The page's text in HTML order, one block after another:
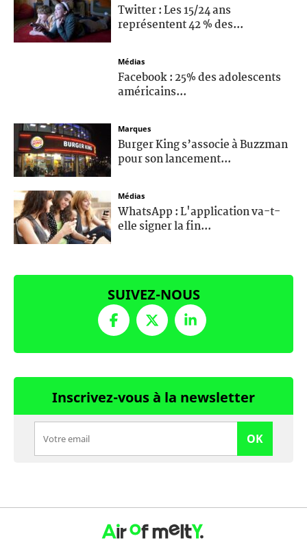
Twitter : Les 15/24 ans
représentent 42 % des...
Médias
Facebook : 25% des adolescents
américains...
Marques
Burger King s’associe à Buzzman
pour son lancement...
Médias
WhatsApp : L'application va-t-
elle signer la fin...
SUIVEZ-NOUS
Inscrivez-vous à la newsletter
OK